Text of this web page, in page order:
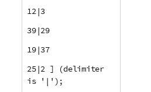
12|3
39|29
19|37
25|2 ] (delimiter
is '|');